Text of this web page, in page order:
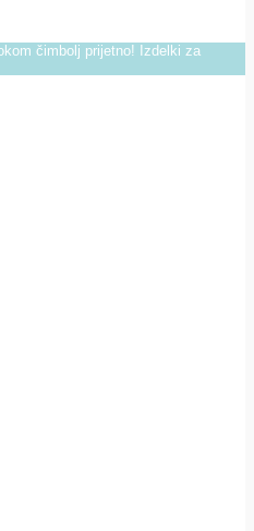
čimbolj prijetno! Izdelki za